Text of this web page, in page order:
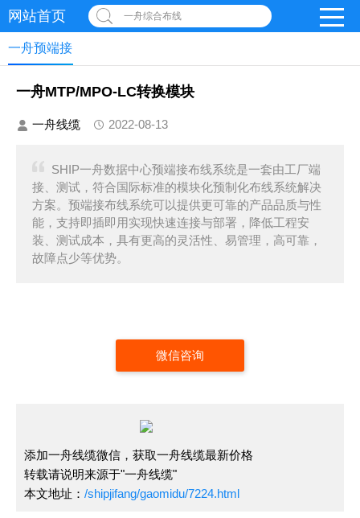
网站首页 一舟综合布线
一舟预端接
一舟MTP/MPO-LC转换模块
一舟线缆 2022-08-13
SHIP一舟数据中心预端接布线系统是一套由工厂端
接、测试，符合国际标准的模块化预制化布线系统解决
方案。预端接布线系统可以提供更可靠的产品品质与性
能，支持即插即用实现快速连接与部署，降低工程安
装、测试成本，具有更高的灵活性、易管理，高可靠，
故障点少等优势。
微信咨询
添加一舟线缆微信，获取一舟线缆最新价格
转载请说明来源于"一舟线缆"
本文地址： /shipjifang/gaomidu/7224.html